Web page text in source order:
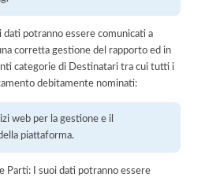
dati potranno essere comunicati a
corretta gestione del rapporto ed in
categorie di Destinatari tra cui tutti i
debitamente nominati:
web per la gestione e il
piattaforma.
Parti: I suoi dati potranno essere